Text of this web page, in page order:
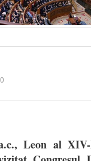
Leon al